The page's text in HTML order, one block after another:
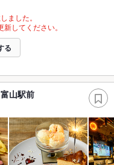
ました。
してください。
る
山駅前